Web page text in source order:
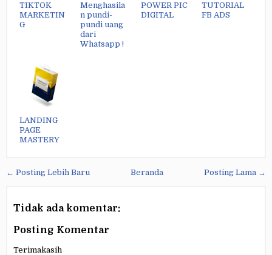
TIKTOK
MARKETIN
G
Menghasila
n pundi-
pundi uang
dari
Whatsapp !
POWER PIC
DIGITAL
TUTORIAL
FB ADS
LANDING
PAGE
MASTERY
← Posting Lebih Baru Posting Lama →
Beranda
Tidak ada komentar:
Posting Komentar
Terimakasih